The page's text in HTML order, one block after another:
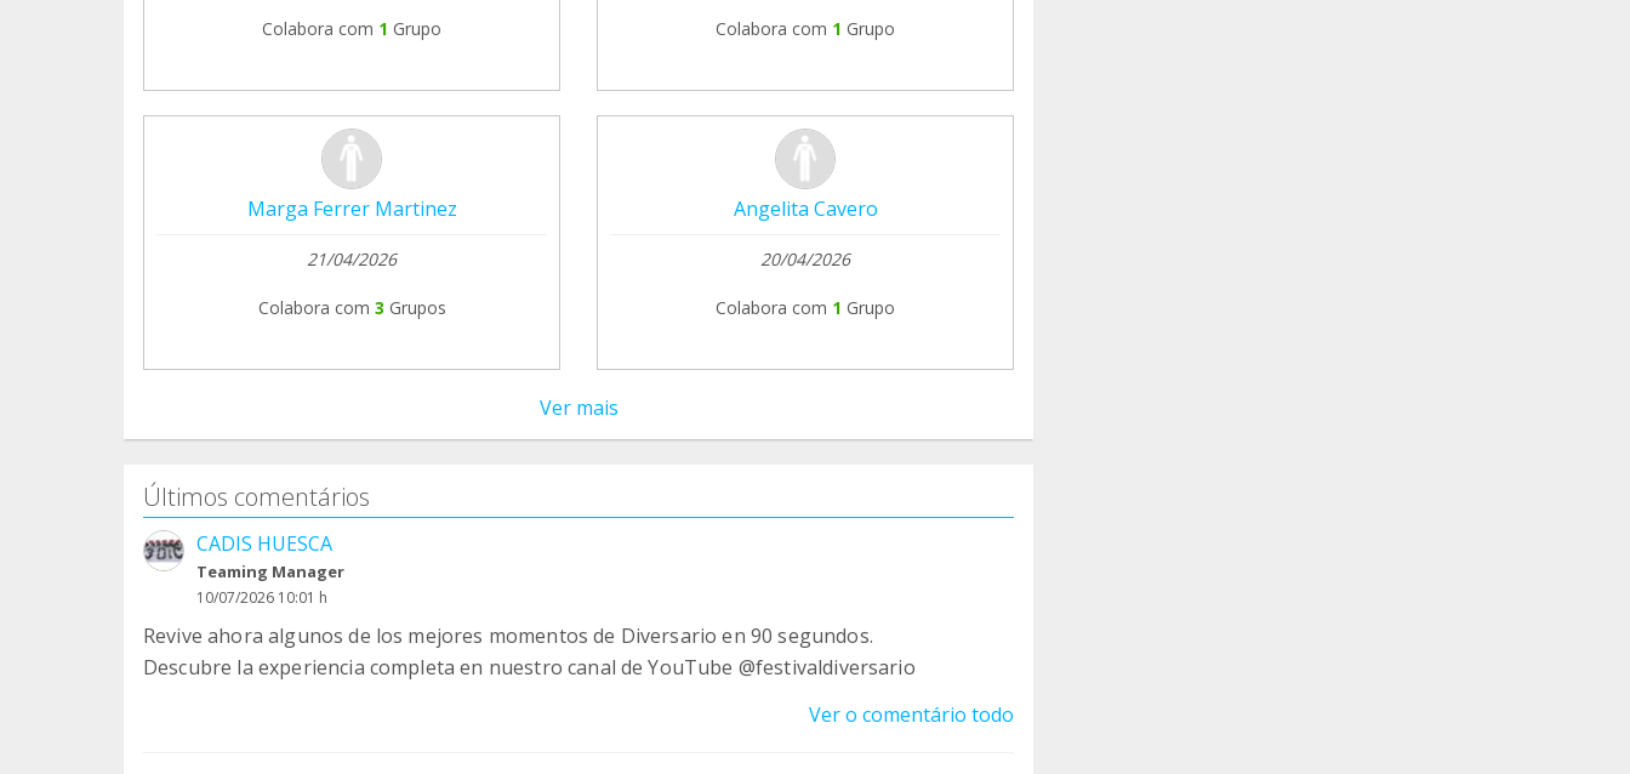
Colabora com 1 Grupo Colabora com 1 Grupo
Marga Ferrer Martinez
21/04/2026
Colabora com 3 Grupos
Angelita Cavero
20/04/2026
Colabora com 1 Grupo
Ver mais
Últimos comentários
CADIS HUESCA
Teaming Manager
10/07/2026 10:01 h
Revive ahora algunos de los mejores momentos de Diversario en 90 segundos.
Descubre la experiencia completa en nuestro canal de YouTube @festivaldiversario
Ver o comentário todo